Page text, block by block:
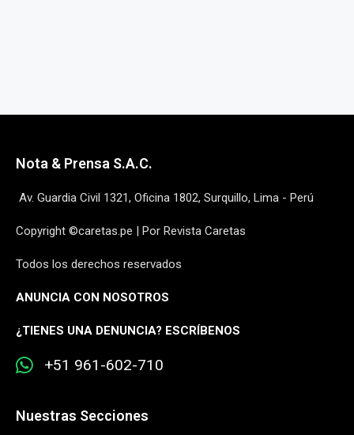
Nota & Prensa S.A.C.
Av. Guardia Civil 1321, Oficina 1802, Surquillo, Lima - Perú
Copyright ©caretas.pe | Por Revista Caretas
Todos los derechos reservados
ANUNCIA CON NOSOTROS
¿TIENES UNA DENUNCIA? ESCRÍBENOS
+51 961-602-710
Nuestras Secciones